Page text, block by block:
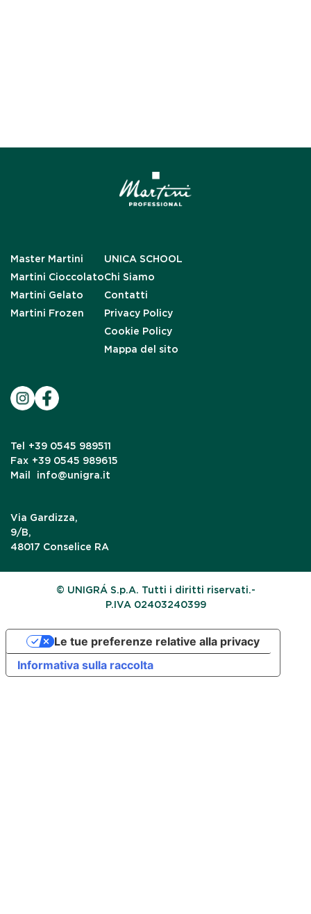
Master Martini
Martini Cioccolato
Martini Gelato
Martini Frozen
UNICA SCHOOL
Chi Siamo
Contatti
Privacy Policy
Cookie Policy
Mappa del sito
Tel
+39 0545 989511
Fax +39 0545 989615
Mail
info@unigra.it
Via Gardizza,
9/B,
48017 Conselice RA
© UNIGRÁ S.p.A. Tutti i diritti riservati.-
P.IVA 02403240399
Informativa sulla raccolta
Le tue preferenze relative alla privacy